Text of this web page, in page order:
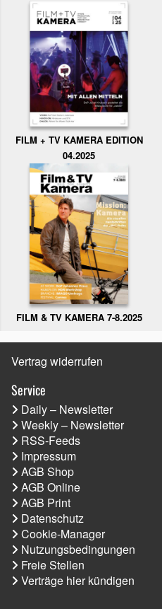
FILM + TV KAMERA EDITION
04.2025
FILM & TV KAMERA 7-8.2025
Vertrag widerrufen
Service
Daily – Newsletter
Weekly – Newsletter
RSS-Feeds
Impressum
AGB Shop
AGB Online
AGB Print
Datenschutz
Cookie-Manager
Nutzungsbedingungen
Freie Stellen
Verträge hier kündigen